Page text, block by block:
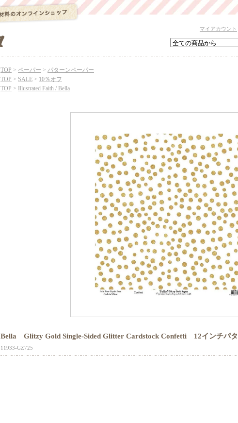
マイアカウント
TOP > ペーパー > パターンペーパー
TOP > SALE > 10％オフ
TOP > Illustrated Faith / Bella
Bella Glitzy Gold Single-Sided Glitter Cardstock Confetti 12インチパ
11933-GZ725